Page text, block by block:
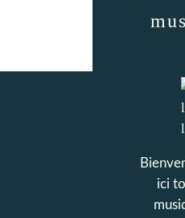
ici